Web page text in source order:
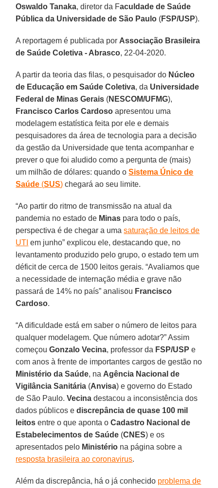
Oswaldo Tanaka, diretor da Faculdade de Saúde
Pública da Universidade de São Paulo (FSP/USP).
A reportagem é publicada por Associação Brasileira
de Saúde Coletiva - Abrasco, 22-04-2020.
A partir da teoria das filas, o pesquisador do Núcleo
de Educação em Saúde Coletiva, da Universidade
Federal de Minas Gerais (NESCOM/UFMG),
Francisco Carlos Cardoso apresentou uma
modelagem estatística feita por ele e demais
pesquisadores da área de tecnologia para a decisão
da gestão da Universidade que tenta acompanhar e
prever o que foi aludido como a pergunta de (mais)
um milhão de dólares: quando oSistema Único de
Saúde (SUS) chegará ao seu limite.
“Ao partir do ritmo de transmissão na atual da
pandemia no estado de Minas para todo o país,
perspectiva é de chegar a umasaturação de leitos de
UTI em junho” explicou ele, destacando que, no
levantamento produzido pelo grupo, o estado tem um
déficit de cerca de 1500 leitos gerais. “Avaliamos que
a necessidade de internação média e grave não
passará de 14% no país” analisou Francisco
Cardoso.
“A dificuldade está em saber o número de leitos para
qualquer modelagem. Que número adotar?” Assim
começouGonzalo Vecina, professor da FSP/USP e
com anos à frente de importantes cargos de gestão no
Ministério da Saúde, na Agência Nacional de
Vigilância Sanitária (Anvisa) e governo do Estado
de São Paulo.Vecina destacou a inconsistência dos
dados públicos ediscrepância de quase 100 mil
leitos entre o que aponta oCadastro Nacional de
Estabelecimentos de Saúde (CNES) e os
apresentados pelo Ministério na página sobre a
resposta brasileira ao coronavirus.
Além da discrepância, há o já conhecido problema de